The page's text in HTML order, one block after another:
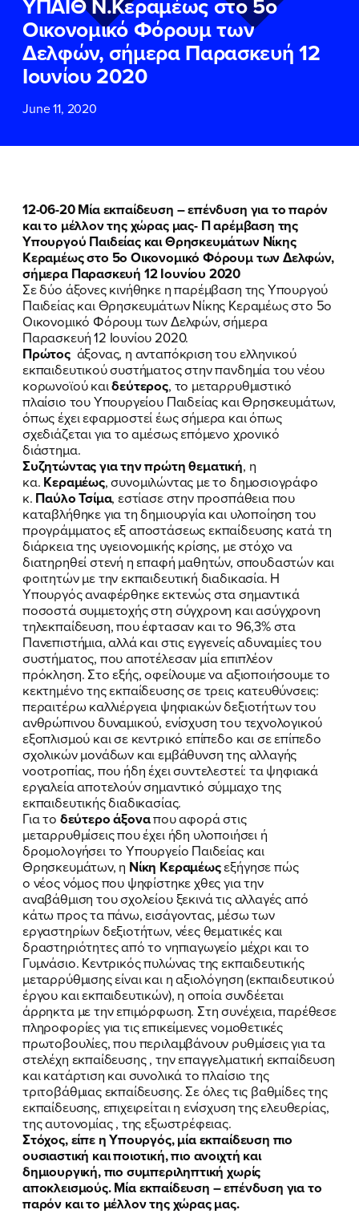
ΠΟΙΑ ΕΙΜΑΙ
ΕΡΓΟ
ΕΚΔΗΛΩΣΕΙΣ
ΝΕΑ
ΕΛΑ ΚΙ ΕΣΥ
FB IN TW YT LN VB TIKTOK
Οικονομικό Φόρουμ των
Δελφών, σήμερα Παρασκευή 12
Ιουνίου 2020
June 11, 2020
12-06-20 Μία εκπαίδευση – επένδυση για το παρόν
και το μέλλον της χώρας μας- Παρέμβαση της
Υπουργού Παιδείας και Θρησκευμάτων Νίκης
Κεραμέως στο 5ο Οικονομικό Φόρουμ των Δελφών,
σήμερα Παρασκευή 12 Ιουνίου 2020
Σε δύο άξονες κινήθηκε η παρέμβαση της Υπουργού
Παιδείας και Θρησκευμάτων Νίκης Κεραμέως στο 5ο
Οικονομικό Φόρουμ των Δελφών, σήμερα
Παρασκευή 12 Ιουνίου 2020.
Πρώτος άξονας, η ανταπόκριση του ελληνικού
εκπαιδευτικού συστήματος στην πανδημία του νέου
κορωνοϊού καιδεύτερος, το μεταρρυθμιστικό
πλαίσιο του Υπουργείου Παιδείας και Θρησκευμάτων,
όπως έχει εφαρμοστεί έως σήμερα και όπως
σχεδιάζεται για το αμέσως επόμενο χρονικό
διάστημα.
Συζητώντας για την πρώτη θεματική, η
κα. Κεραμέως, συνομιλώντας με το δημοσιογράφο
κ. Παύλο Τσίμα, εστίασε στην προσπάθεια που
καταβλήθηκε για τη δημιουργία και υλοποίηση του
προγράμματος εξ αποστάσεως εκπαίδευσης κατά τη
διάρκεια της υγειονομικής κρίσης, με στόχο να
διατηρηθεί στενή η επαφή μαθητών, σπουδαστών και
φοιτητών με την εκπαιδευτική διαδικασία. Η
Υπουργός αναφέρθηκε εκτενώς στα σημαντικά
ποσοστά συμμετοχής στη σύγχρονη και ασύγχρονη
τηλεκπαίδευση, που έφτασαν και το 96,3% στα
Πανεπιστήμια, αλλά και στις εγγενείς αδυναμίες του
συστήματος, που αποτέλεσαν μία επιπλέον
πρόκληση. Στο εξής, οφείλουμε να αξιοποιήσουμε το
κεκτημένο της εκπαίδευσης σε τρεις κατευθύνσεις:
περαιτέρω καλλιέργεια ψηφιακών δεξιοτήτων του
ανθρώπινου δυναμικού, ενίσχυση του τεχνολογικού
εξοπλισμού και σε κεντρικό επίπεδο και σε επίπεδο
σχολικών μονάδων και εμβάθυνση της αλλαγής
νοοτροπίας, που ήδη έχει συντελεστεί: τα ψηφιακά
εργαλεία αποτελούν σημαντικό σύμμαχο της
εκπαιδευτικής διαδικασίας.
Για το δεύτερο άξοναπου αφορά στις
μεταρρυθμίσεις που έχει ήδη υλοποιήσει ή
δρομολογήσει το Υπουργείο Παιδείας και
Θρησκευμάτων, η Νίκη Κεραμέωςεξήγησε πώς
ο νέος νόμος που ψηφίστηκε χθες για την
αναβάθμιση του σχολείου ξεκινά τις αλλαγές από
κάτω προς τα πάνω, εισάγοντας, μέσω των
εργαστηρίων δεξιοτήτων, νέες θεματικές και
δραστηριότητες από το νηπιαγωγείο μέχρι και το
Γυμνάσιο. Κεντρικός πυλώνας της εκπαιδευτικής
μεταρρύθμισης είναι και η αξιολόγηση (εκπαιδευτικού
έργου και εκπαιδευτικών), η οποία συνδέεται
άρρηκτα με την επιμόρφωση. Στη συνέχεια, παρέθεσε
πληροφορίες για τις επικείμενες νομοθετικές
πρωτοβουλίες, που περιλαμβάνουν ρυθμίσεις για τα
στελέχη εκπαίδευσης , την επαγγελματική εκπαίδευση
και κατάρτιση και συνολικά το πλαίσιο της
τριτοβάθμιας εκπαίδευσης. Σε όλες τις βαθμίδες της
εκπαίδευσης, επιχειρείται η ενίσχυση της ελευθερίας,
της αυτονομίας , της εξωστρέφειας.
Στόχος, είπε η Υπουργός, μία εκπαίδευση πιο
ουσιαστική και ποιοτική, πιο ανοιχτή και
δημιουργική, πιο συμπεριληπτική χωρίς
αποκλεισμούς.Μία εκπαίδευση – επένδυση για το
παρόν και το μέλλον της χώρας μας.
ΕΠΙΘΕΤΟ*
ΤΗΛΕΦΩΝΟ*
EMAIL
Δεδομένων
και τους τους
Χρήσηςτου δικτυακού τόπου του
Πολιτικού Γραφείου της Βουλευτού
Νίκης Κεραμέως
ΥΠΟΒΟΛΗ
ΕΠΙΘΕΤΟ*
ΤΗΛΕΦΩΝΟ
EMAIL
Δεδομένων
και τους τους
Χρήσηςτου δικτυακού τόπου του
Πολιτικού Γραφείου της Βουλευτού
Νίκης Κεραμέως
ΥΠΟΒΟΛΗ